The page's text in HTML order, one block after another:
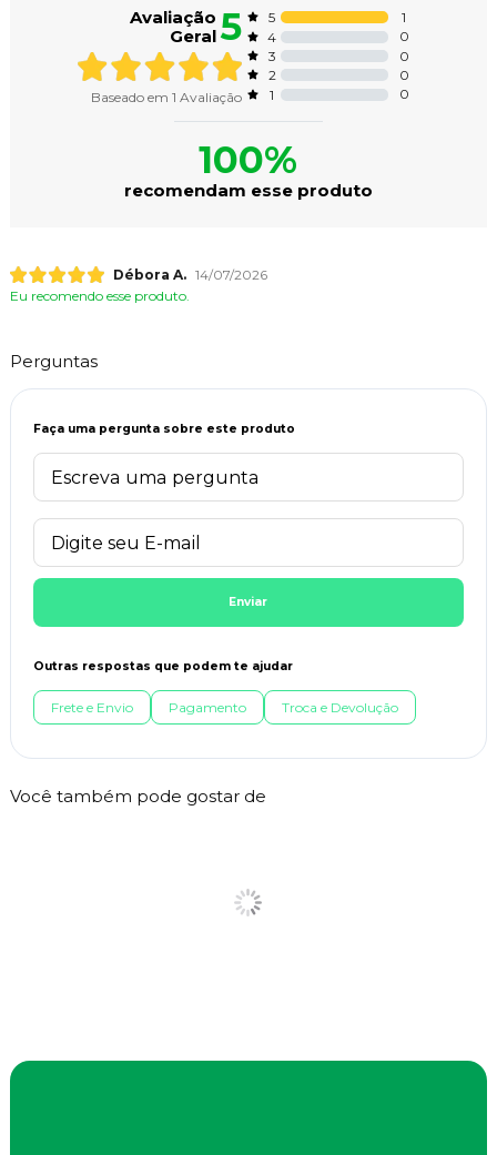
Avaliação
Geral5
Baseado em 1 Avaliação
5
1
4
0
3
0
2
0
1
0
100%
recomendam esse produto
Débora A. 14/07/2026
Eu recomendo esse produto.
Perguntas
Faça uma pergunta sobre este produto
Enviar
Outras respostas que podem te ajudar
Frete e Envio Pagamento Troca e Devolução
Você também pode gostar de